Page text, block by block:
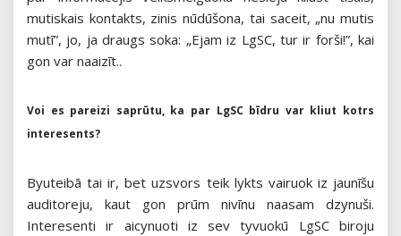
mutiskais kontakts, zinis nūdūšona, tai saceit, „nu mutis
mutī”, jo, ja draugs soka: „Ejam iz LgSC, tur ir forši!”, kai
gon var naaizīt..
Voi es pareizi saprūtu, ka par LgSC bīdru var kliut kotrs
interesents?
Byuteibā tai ir, bet uzsvors teik lykts vairuok iz jaunīšu
auditoreju, kaut gon prūm nivīnu naasam dzynuši.
Interesenti ir aicynuoti iz sev tyvuokū LgSC biroju